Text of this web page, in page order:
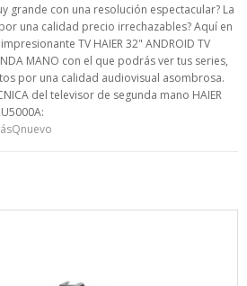
grande con una resolución espectacular? La
una calidad precio irrechazables? Aquí en
TV HAIER 32" ANDROID TV
MANO con el que podrás ver tus series,
por una calidad audiovisual asombrosa.
del televisor de segunda mano HAIER